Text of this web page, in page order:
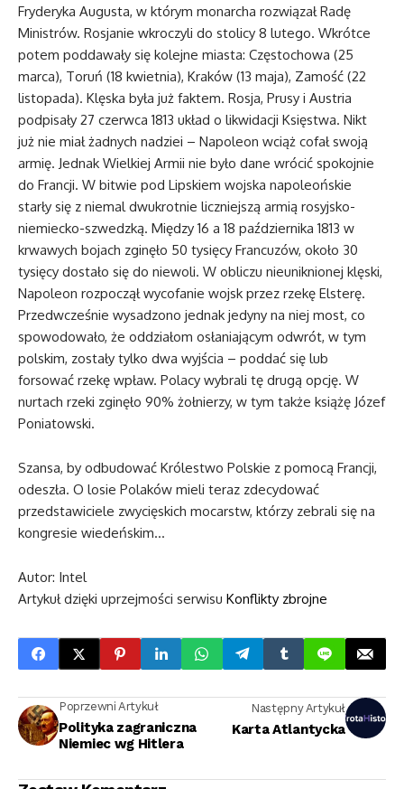
Fryderyka Augusta, w którym monarcha rozwiązał Radę
Ministrów. Rosjanie wkroczyli do stolicy 8 lutego. Wkrótce
potem poddawały się kolejne miasta: Częstochowa (25
marca), Toruń (18 kwietnia), Kraków (13 maja), Zamość (22
listopada). Klęska była już faktem. Rosja, Prusy i Austria
podpisały 27 czerwca 1813 układ o likwidacji Księstwa. Nikt
już nie miał żadnych nadziei – Napoleon wciąż cofał swoją
armię. Jednak Wielkiej Armii nie było dane wrócić spokojnie
do Francji. W bitwie pod Lipskiem wojska napoleońskie
starły się z niemal dwukrotnie liczniejszą armią rosyjsko-
niemiecko-szwedzką. Między 16 a 18 października 1813 w
krwawych bojach zginęło 50 tysięcy Francuzów, około 30
tysięcy dostało się do niewoli. W obliczu nieuniknionej klęski,
Napoleon rozpoczął wycofanie wojsk przez rzekę Elsterę.
Przedwcześnie wysadzono jednak jedyny na niej most, co
spowodowało, że oddziałom osłaniającym odwrót, w tym
polskim, zostały tylko dwa wyjścia – poddać się lub
forsować rzekę wpław. Polacy wybrali tę drugą opcję. W
nurtach rzeki zginęło 90% żołnierzy, w tym także książę Józef
Poniatowski.
Szansa, by odbudować Królestwo Polskie z pomocą Francji,
odeszła. O losie Polaków mieli teraz zdecydować
przedstawiciele zwycięskich mocarstw, którzy zebrali się na
kongresie wiedeńskim…
Autor: Intel
Artykuł dzięki uprzejmości serwisu Konflikty zbrojne
Poprzewni Artykuł
Polityka zagraniczna
Niemiec wg Hitlera
Następny Artykuł
Karta Atlantycka